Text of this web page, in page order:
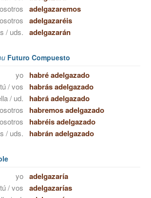
adelgazaremos
adelgazaréis
/ uds. adelgazarán
Futuro Compuesto
yo habré adelgazado
tú / vos habrás adelgazado
/ ud. habrá adelgazado
habremos adelgazado
habréis adelgazado
/ uds. habrán adelgazado
yo adelgazaría
tú / vos adelgazarías